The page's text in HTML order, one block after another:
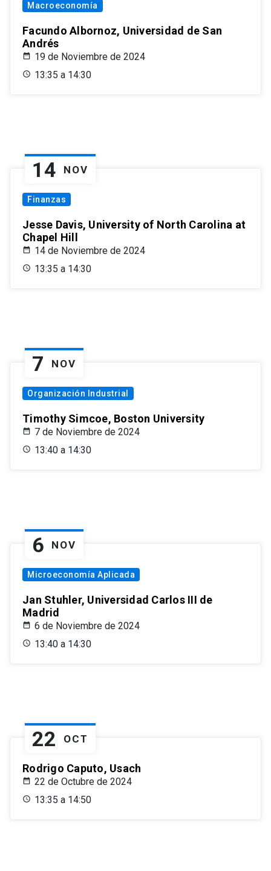
Macroeconomía
Facundo Albornoz, Universidad de San
Andrés
19 de Noviembre de 2024
13:35 a 14:30
14 NOV
Finanzas
Jesse Davis, University of North Carolina at
Chapel Hill
14 de Noviembre de 2024
13:35 a 14:30
7 NOV
Organización Industrial
Timothy Simcoe, Boston University
7 de Noviembre de 2024
13:40 a 14:30
6 NOV
Microeconomía Aplicada
Jan Stuhler, Universidad Carlos III de
Madrid
6 de Noviembre de 2024
13:40 a 14:30
22 OCT
Rodrigo Caputo, Usach
22 de Octubre de 2024
13:35 a 14:50